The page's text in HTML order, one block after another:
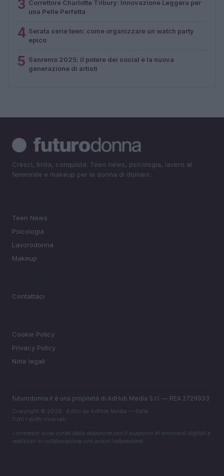
3 Correttore Charlotte Tilbury: Innovazione Leggera per
una Pelle Perfetta
4 Serata serie teen: come organizzare un watch party
epico
5 Sanremo 2025: il potere dei social e la nuova
generazione di artisti
Cresci, brilla, conquista. Teen news, psicologia, lavoro al
femminile e makeup per la donna di domani.
Teen News
Psicologia
Lavorodonna
Makeup
Contattaci
Cookie Policy
Privacy Policy
Note legali
futurodonna.it è una proprietà di AdHub Media S.r.l. — REA 2729933
Copyright © 2026 · Edito da AdHub Media — Italia
Tutti i diritti riservati
I contenuti sono curati dalla redazione con il supporto di strumenti digitali e
realizzati in collaborazione con autori indipendenti.